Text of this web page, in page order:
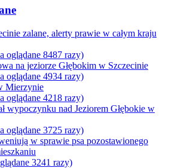
zalane, alerty prawie w całym kraju
oglądane 8487 razy)
na jeziorze Głębokim w Szczecinie
oglądane 4934 razy)
Mierzynie
oglądane 4218 razy)
wypoczynku nad Jeziorem Głębokie w
oglądane 3725 razy)
w sprawie psa pozostawionego
3241 razy)